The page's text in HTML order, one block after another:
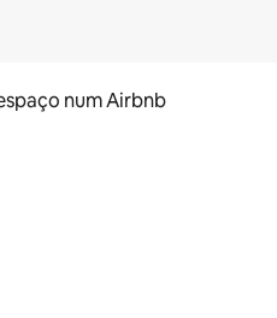
num Airbnb